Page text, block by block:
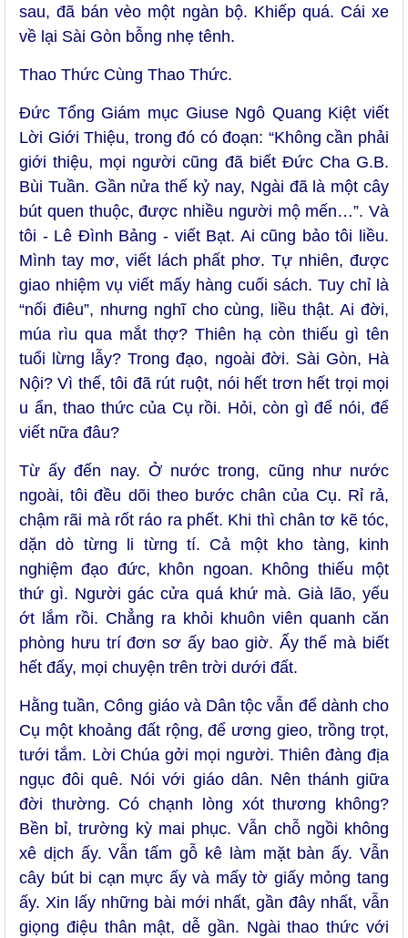
sau, đã bán vèo một ngàn bộ. Khiếp quá. Cái xe
về lại Sài Gòn bỗng nhẹ tênh.
Thao Thức Cùng Thao Thức.
Đức Tổng Giám mục Giuse Ngô Quang Kiệt viết
Lời Giới Thiệu, trong đó có đoạn: “Không cần phải
giới thiệu, mọi người cũng đã biết Đức Cha G.B.
Bùi Tuần. Gần nửa thế kỷ nay, Ngài đã là một cây
bút quen thuộc, được nhiều người mộ mến…”. Và
tôi - Lê Đình Bảng - viết Bạt. Ai cũng bảo tôi liều.
Mình tay mơ, viết lách phất phơ. Tự nhiên, được
giao nhiệm vụ viết mấy hàng cuối sách. Tuy chỉ là
“nối điêu”, nhưng nghĩ cho cùng, liều thật. Ai đời,
múa rìu qua mắt thợ? Thiên hạ còn thiếu gì tên
tuổi lừng lẫy? Trong đạo, ngoài đời. Sài Gòn, Hà
Nội? Vì thế, tôi đã rút ruột, nói hết trơn hết trọi mọi
u ẩn, thao thức của Cụ rồi. Hỏi, còn gì để nói, để
viết nữa đâu?
Từ ấy đến nay. Ở nước trong, cũng như nước
ngoài, tôi đều dõi theo bước chân của Cụ. Rỉ rả,
chậm rãi mà rốt ráo ra phết. Khi thì chân tơ kẽ tóc,
dặn dò từng li từng tí. Cả một kho tàng, kinh
nghiệm đạo đức, khôn ngoan. Không thiếu một
thứ gì. Người gác cửa quá khứ mà. Già lão, yếu
ớt lắm rồi. Chẳng ra khỏi khuôn viên quanh căn
phòng hưu trí đơn sơ ấy bao giờ. Ấy thế mà biết
hết đấy, mọi chuyện trên trời dưới đất.
Hằng tuần, Công giáo và Dân tộc vẫn để dành cho
Cụ một khoảng đất rộng, để ương gieo, trồng trọt,
tưới tắm. Lời Chúa gởi mọi người. Thiên đàng địa
ngục đôi quê. Nói với giáo dân. Nên thánh giữa
đời thường. Có chạnh lòng xót thương không?
Bền bỉ, trường kỳ mai phục. Vẫn chỗ ngồi không
xê dịch ấy. Vẫn tấm gỗ kê làm mặt bàn ấy. Vẫn
cây bút bi cạn mực ấy và mấy tờ giấy mỏng tang
ấy. Xin lấy những bài mới nhất, gần đây nhất, vẫn
giọng điệu thân mật, dễ gần. Ngài thao thức với